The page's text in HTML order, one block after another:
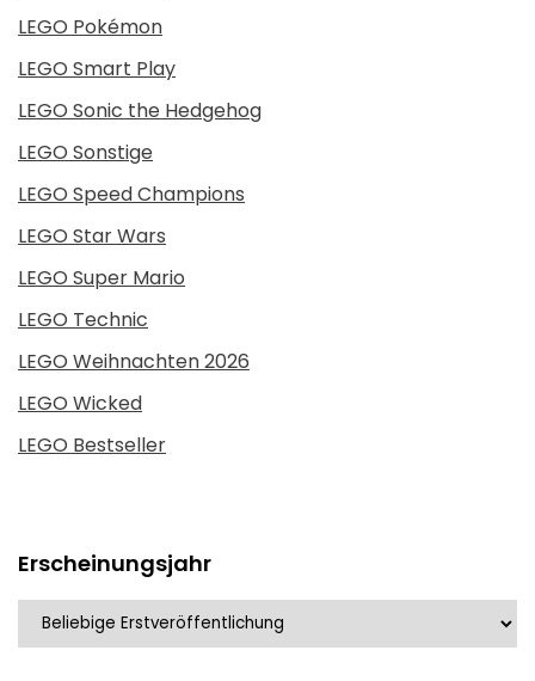
LEGO Pokémon
LEGO Smart Play
LEGO Sonic the Hedgehog
LEGO Sonstige
LEGO Speed Champions
LEGO Star Wars
LEGO Super Mario
LEGO Technic
LEGO Weihnachten 2026
LEGO Wicked
LEGO Bestseller
Erscheinungsjahr